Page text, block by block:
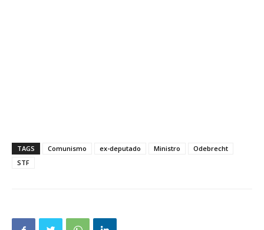
TAGS Comunismo ex-deputado Ministro
Odebrecht
STF